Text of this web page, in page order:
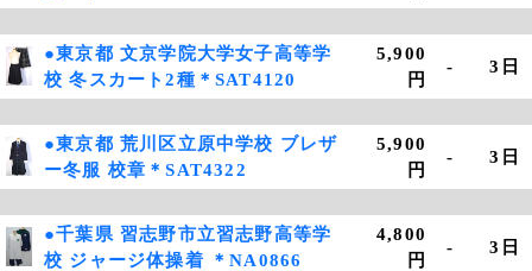
●東京都 文京学院大学女子高等学
校 冬スカート2種＊SAT4120
5,900
円
- 3日
●東京都 荒川区立原中学校 ブレザ
ー冬服 校章＊SAT4322
5,900
円
- 3日
●千葉県 習志野市立習志野高等学
校 ジャージ体操着 ＊NA0866
4,800
円
- 3日